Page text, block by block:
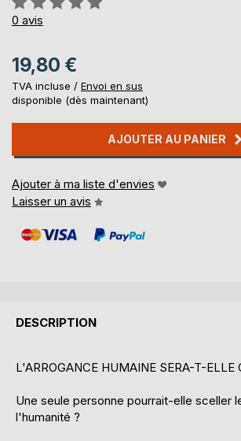
0%
0 avis
19,80 €
TVA incluse / Envoi en sus
disponible (dès maintenant)
AJOUTER AU PANIER
Ajouter à ma liste d'envies
Laisser un avis
DESCRIPTION
L'ARROGANCE HUMAINE SERA-T-ELLE
Une seule personne pourrait-elle sceller
l'humanité ?